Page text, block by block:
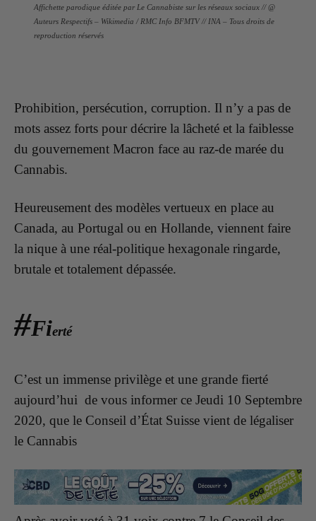
Affichette parodique éditée par Le Cannabiste sur les réseaux sociaux // @
Auteurs Respectifs – Wikimedia / RMC Info BFMTV // INA – Tous droits de
reproduction réservés
Prohibition, persécution, corruption. Il n’y a pas de
mots assez forts pour décrire la lâcheté et la faiblesse
du gouvernement Macron face au raz-de marée du
Cannabis.
Heureusement des modèles vertueux en place au
Canada, au Portugal ou en Hollande, viennent faire
la nique à une réal-politique hexagonale ringarde,
brutale et totalement dépassée.
#Fierté
C’est un immense privilège et une grande fierté
aujourd’hui de vous informer ce Jeudi 10 Septembre
2020, que le Conseil d’État Suisse vient de légaliser
le Cannabis